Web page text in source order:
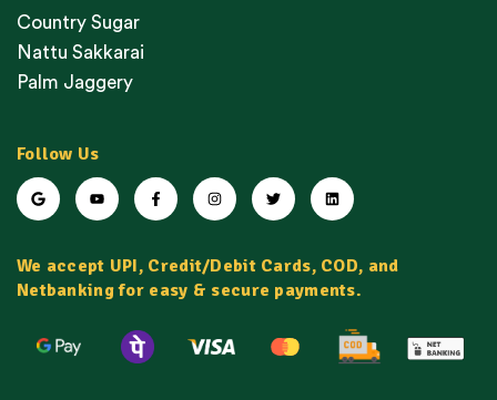
Country Sugar
Nattu Sakkarai
Palm Jaggery
Follow Us
We accept UPI, Credit/Debit Cards, COD, and
Netbanking for easy & secure payments.